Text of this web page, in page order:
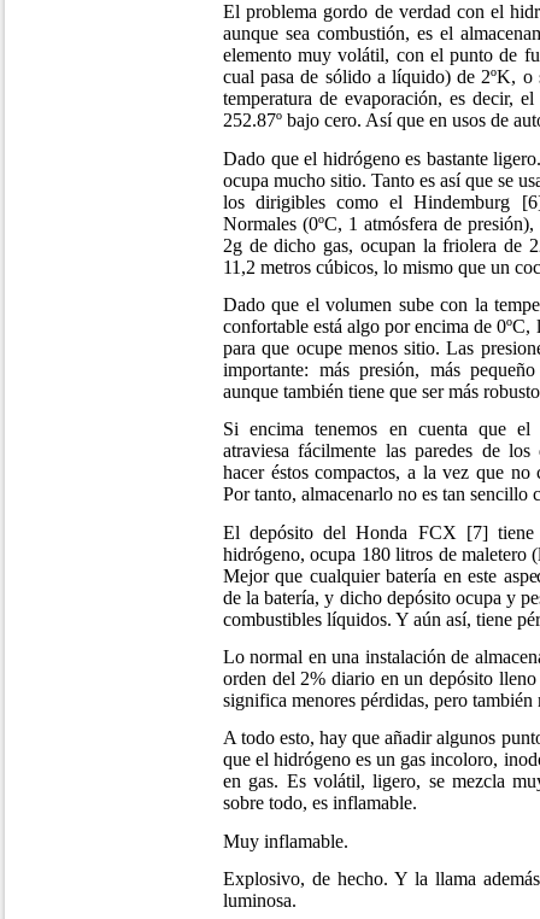
El problema gordo de verdad con el
aunque sea combustión, es el
elemento muy volátil, con el punto de
cual pasa de sólido a líquido) de 2ºK,
temperatura de evaporación, es decir,
252.87º bajo cero. Así que en usos de
Dado que el hidrógeno es bastante
ocupa mucho sitio. Tanto es así que se
los dirigibles como el Hindemburg
Normales (0ºC, 1 atmósfera de
2g de dicho gas, ocupan la friolera de
11,2 metros cúbicos, lo mismo que un
Dado que el volumen sube con la
confortable está algo por encima de
para que ocupe menos sitio. Las
importante: más presión, más
aunque también tiene que ser más
Si encima tenemos en cuenta que
atraviesa fácilmente las paredes de
hacer éstos compactos, a la vez que
Por tanto, almacenarlo no es tan sencillo
El depósito del Honda FCX [7]
hidrógeno, ocupa 180 litros de maletero
Mejor que cualquier batería en este
de la batería, y dicho depósito ocupa y
combustibles líquidos. Y aún así, tiene
Lo normal en una instalación de
orden del 2% diario en un depósito
significa menores pérdidas, pero también
A todo esto, hay que añadir algunos
que el hidrógeno es un gas incoloro,
en gas. Es volátil, ligero, se mezcla
sobre todo, es inflamable.
Muy inflamable.
Explosivo, de hecho. Y la llama
luminosa.